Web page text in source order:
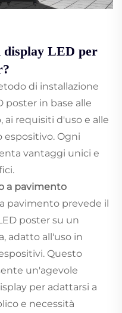
display LED per
di installazione
poster in base alle
requisiti d'uso e alle
Ogni
vantaggi unici e
a pavimento
pavimento prevede il
poster su un
adatto all'uso in
Questo
un'agevole
per adattarsi a
e necessità